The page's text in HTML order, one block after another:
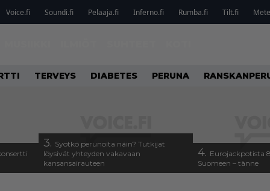
Voice.fi Soundi.fi Pelaaja.fi Inferno.fi Rumba.fi Tilt.fi
TERVEYS DIABETES PERUNA
3. Syötkö perunoita näin? Tutkijat
löysivät yhteyden vakavaan
kansansairauteen
4. Eurojackpotista
Suomeen – tänne